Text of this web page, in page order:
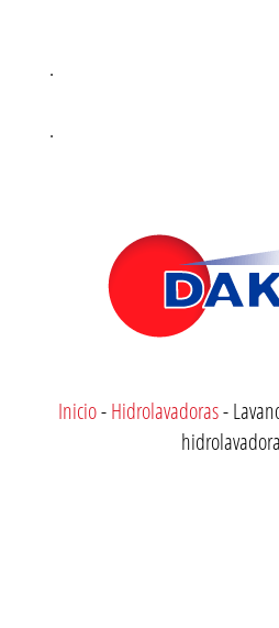
.
.
Inicio-Hidrolavadoras-